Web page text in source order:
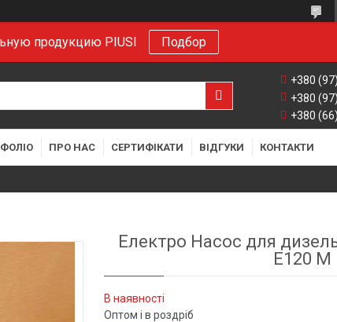
продукцию PIUSI Подбор
+380
+380
+380
ПРО НАС СЕРТИФІКАТИ ВІДГУКИ КОНТАКТИ
Електро Насос для
E120 M
В наявності
Оптом і в роздріб